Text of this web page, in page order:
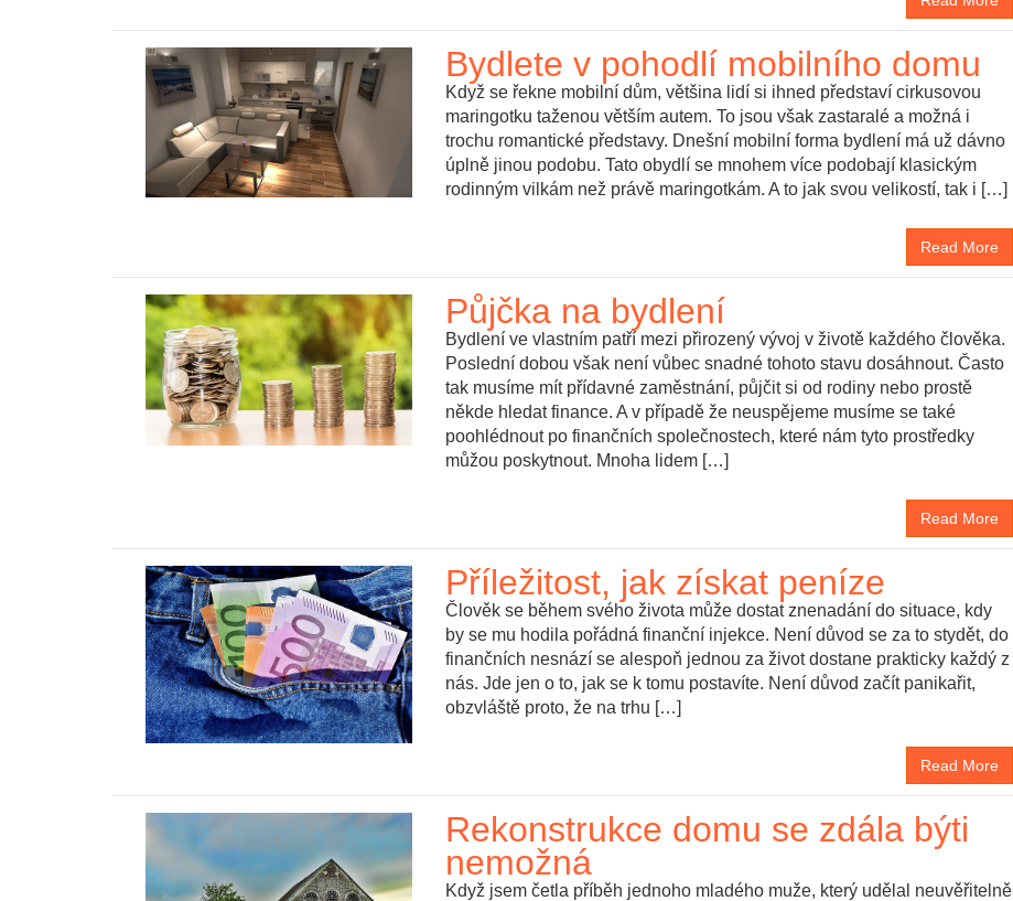
Bydlete v pohodlí mobilního domu
Když se řekne mobilní dům, většina lidí si ihned představí cirkusovou
maringotku taženou větším autem. To jsou však zastaralé a možná i
trochu romantické představy. Dnešní mobilní forma bydlení má už dávno
úplně jinou podobu. Tato obydlí se mnohem více podobají klasickým
rodinným vilkám než právě maringotkám. A to jak svou velikostí, tak i […]
Read More
Půjčka na bydlení
Bydlení ve vlastním patří mezi přirozený vývoj v životě každého člověka.
Poslední dobou však není vůbec snadné tohoto stavu dosáhnout. Často
tak musíme mít přídavné zaměstnání, půjčit si od rodiny nebo prostě
někde hledat finance. A v případě že neuspějeme musíme se také
poohlédnout po finančních společnostech, které nám tyto prostředky
můžou poskytnout. Mnoha lidem […]
Read More
Příležitost, jak získat peníze
Člověk se během svého života může dostat znenadání do situace, kdy
by se mu hodila pořádná finanční injekce. Není důvod se za to stydět, do
finančních nesnází se alespoň jednou za život dostane prakticky každý z
nás. Jde jen o to, jak se k tomu postavíte. Není důvod začít panikařit,
obzvláště proto, že na trhu […]
Read More
Rekonstrukce domu se zdála býti
nemožná
Když jsem četla příběh jednoho mladého muže, který udělal neuvěřitelně